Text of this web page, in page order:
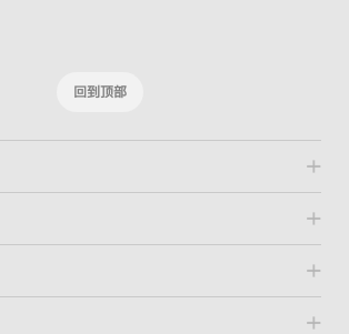
回到顶部